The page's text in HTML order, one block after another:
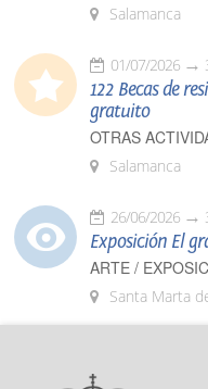
Salamanca
01/07/2026
122 Becas de
gratuito
OTRAS
Salamanca
26/06/2026
Exposición El
ARTE /
Santa Marta